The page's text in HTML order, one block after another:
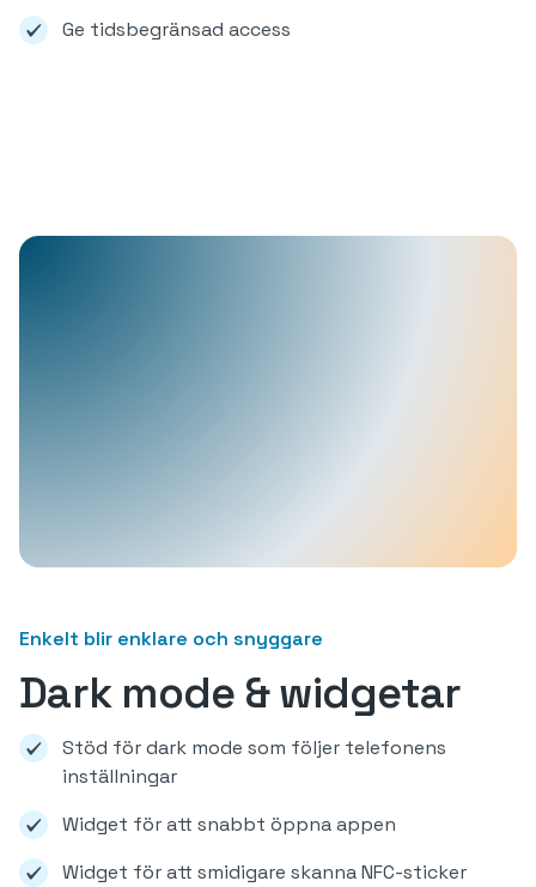
Ge tidsbegränsad access
Enkelt blir enklare och snyggare
Dark mode & widgetar
Stöd för dark mode som följer telefonens
inställningar
Widget för att snabbt öppna appen
Widget för att smidigare skanna NFC-sticker